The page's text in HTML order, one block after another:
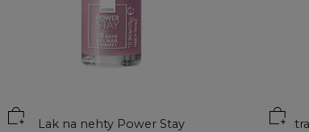
Přidat do košíku
Lak na nehty Power Stay